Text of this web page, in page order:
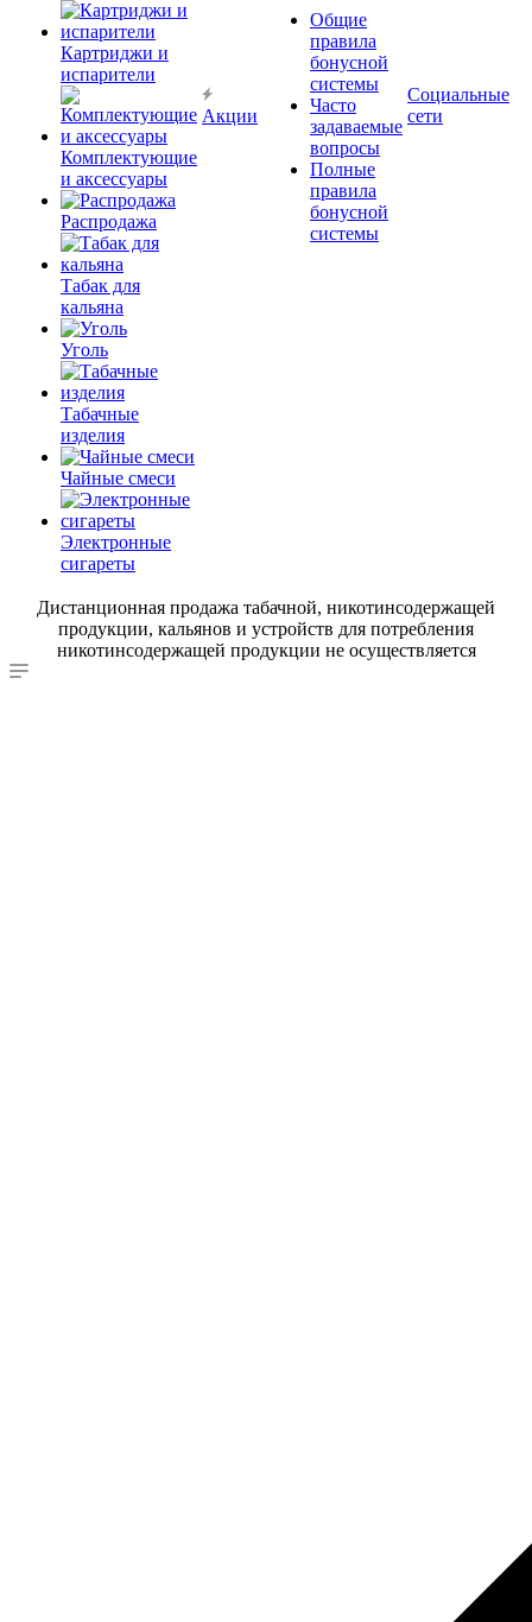
Картриджи и
испарители
Комплектующие
и аксессуары
Распродажа
Табак для
кальяна
Уголь
Табачные
изделия
Чайные смеси
Электронные
сигареты
Акции
Общие
правила
бонусной
системы
Часто
задаваемые
вопросы
Полные
правила
бонусной
системы
Социальные
сети
Дистанционная продажа табачной, никотинсодержащей
продукции, кальянов и устройств для потребления
никотинсодержащей продукции не осуществляется